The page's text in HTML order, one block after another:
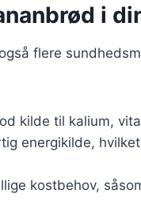
i
flere
kilde til kalium,
energikilde,
kostbehov,